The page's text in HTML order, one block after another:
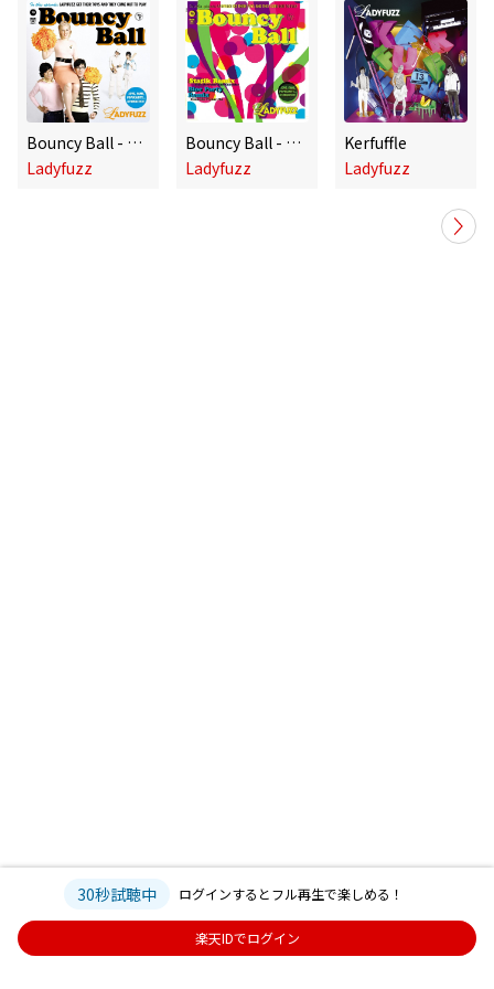
Bouncy Ball - 7" # 1
Ladyfuzz
Bouncy Ball - 7" # 2
Ladyfuzz
Kerfuffle
Ladyfuzz
30秒試聴中 ログインするとフル再生で楽しめる！
楽天IDでログイン